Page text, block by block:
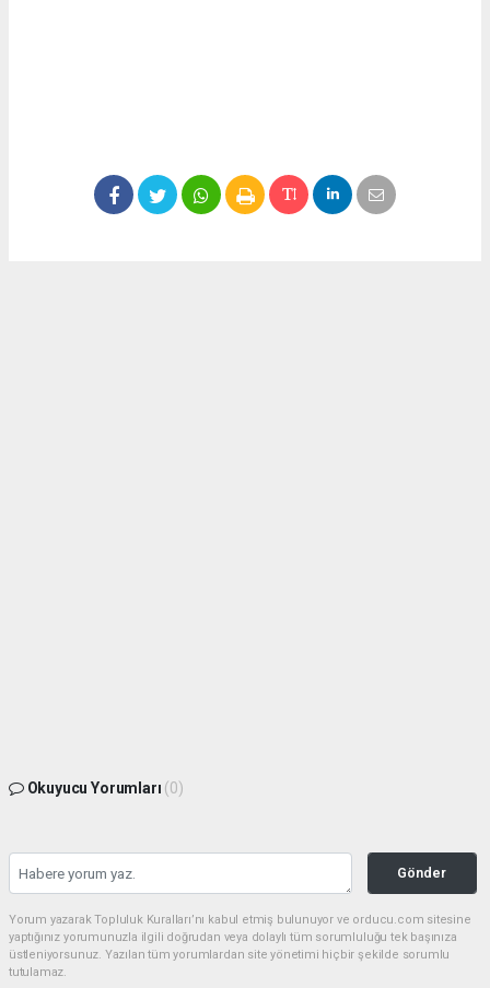
Okuyucu Yorumları (0)
Gönder
Yorum yazarak Topluluk Kuralları’nı kabul etmiş bulunuyor ve orducu.com sitesine
yaptığınız yorumunuzla ilgili doğrudan veya dolaylı tüm sorumluluğu tek başınıza
üstleniyorsunuz. Yazılan tüm yorumlardan site yönetimi hiçbir şekilde sorumlu
tutulamaz.